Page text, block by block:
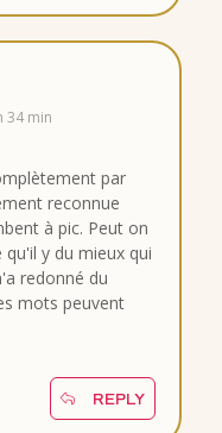
34 min
par
reconnue
à pic. Peut on
y du mieux qui
redonné du
mots peuvent
REPLY